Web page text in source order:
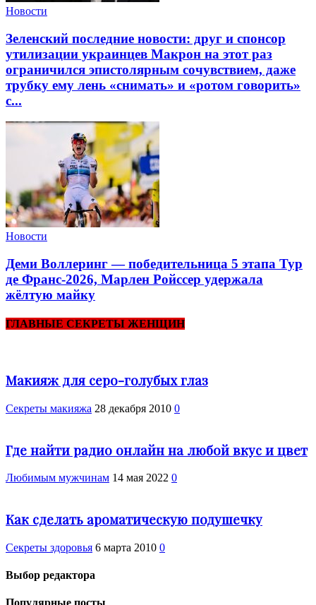
Новости
Зеленский последние новости: друг и спонсор
утилизации украинцев Макрон на этот раз
ограничился эпистолярным сочувствием, даже
трубку ему лень «снимать» и «ротом говорить»
с...
Новости
Деми Воллеринг — победительница 5 этапа Тур
де Франс-2026, Марлен Ройссер удержала
жёлтую майку
ГЛАВНЫЕ СЕКРЕТЫ ЖЕНЩИН
Макияж для серо-голубых глаз
Секреты макияжа 28 декабря 2010 0
Где найти радио онлайн на любой вкус и цвет
Любимым мужчинам 14 мая 2022 0
Как сделать ароматическую подушечку
Cекреты здоровья 6 марта 2010 0
Выбор редактора